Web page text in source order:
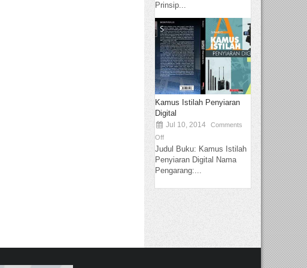
Prinsip...
Kamus Istilah Penyiaran
Digital
Jul 10, 2014
Comments
Off
Judul Buku: Kamus Istilah
Penyiaran Digital Nama
Pengarang:...